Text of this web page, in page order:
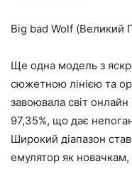
Big bad Wolf (Великий
Ще одна модель з
сюжетною лінією та
завоювала світ
97,35%, що дає
Широкий діапазон
емулятор як новачкам,